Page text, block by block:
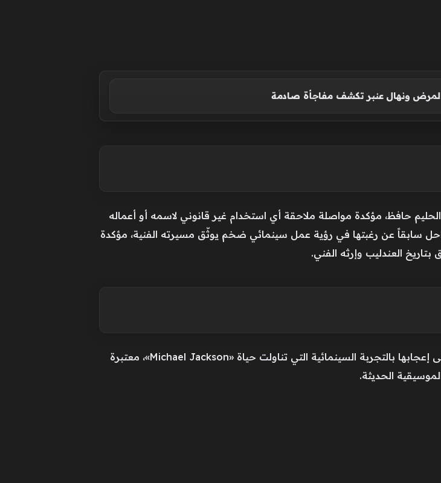
ونهال عنبر تكشف مفاجأة صادمة
حافظ، مؤكدة مواصلة ملاحقة أي استخدام غير قانوني لاسمه أو أعماله
سابقاً عن رغبتها في رؤية عمل سينمائي ضخم يوثّق مسيرته الفنية، مؤكدة
العندليب وإرثه الفني.
وأشارت الأسرة، عبر صفحتها الرسمية على منصة «فيسبوك»، إلى إعجابها بالتجربة السينمائية التي تناولت حياة «Michael Jackson»، معتبرة
الحديثة.